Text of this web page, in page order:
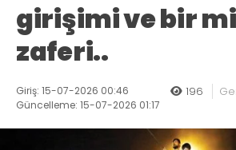
girişimi ve bir
zaferi..
Giriş: 15-07-2026 00:46
Güncelleme: 15-07-2026 01:17
196